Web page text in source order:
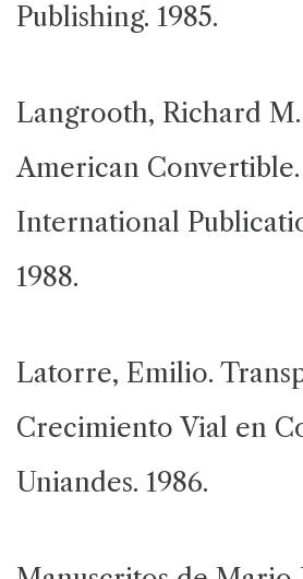
Publishing. 1985.
Langrooth, Richard
American Convertible.
International
1988.
Latorre, Emilio.
Crecimiento Vial en
Uniandes. 1986.